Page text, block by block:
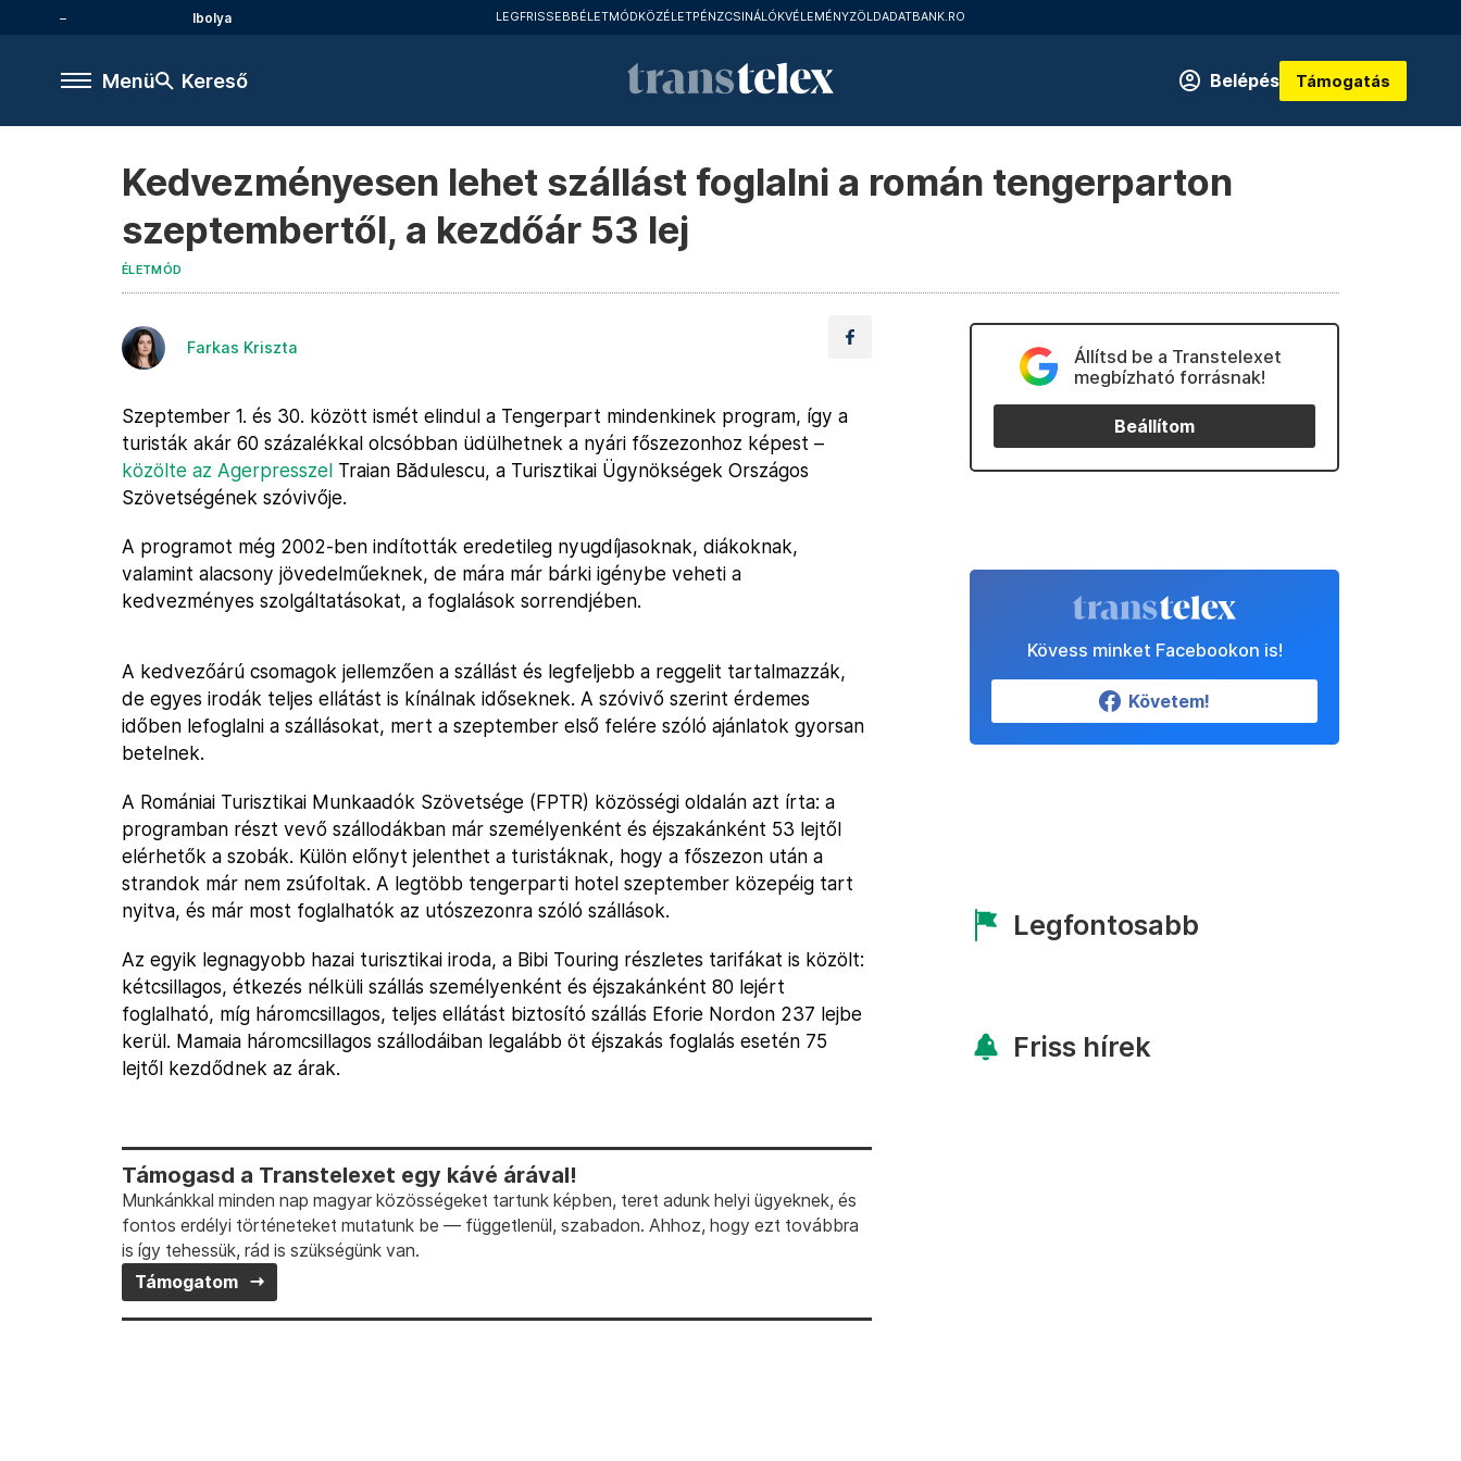
Ibolya LEGFRISSEBBÉLETMÓDKÖZÉLETPÉNZCSINÁLÓKVÉLEMÉNYZÖLDADATBANK.RO
Menü Kereső Belépés Támogatás
Kedvezményesen lehet szállást foglalni a román tengerparton
szeptembertől, a kezdőár 53 lej
ÉLETMÓD
Farkas Kriszta
Szeptember 1. és 30. között ismét elindul a Tengerpart mindenkinek program, így a
turisták akár 60 százalékkal olcsóbban üdülhetnek a nyári főszezonhoz képest –
közölte az Agerpresszel Traian Bădulescu, a Turisztikai Ügynökségek Országos
Szövetségének szóvivője.
A programot még 2002-ben indították eredetileg nyugdíjasoknak, diákoknak,
valamint alacsony jövedelműeknek, de mára már bárki igénybe veheti a
kedvezményes szolgáltatásokat, a foglalások sorrendjében.
A kedvezőárú csomagok jellemzően a szállást és legfeljebb a reggelit tartalmazzák,
de egyes irodák teljes ellátást is kínálnak időseknek. A szóvivő szerint érdemes
időben lefoglalni a szállásokat, mert a szeptember első felére szóló ajánlatok gyorsan
betelnek.
A Romániai Turisztikai Munkaadók Szövetsége (FPTR) közösségi oldalán azt írta: a
programban részt vevő szállodákban már személyenként és éjszakánként 53 lejtől
elérhetők a szobák. Külön előnyt jelenthet a turistáknak, hogy a főszezon után a
strandok már nem zsúfoltak. A legtöbb tengerparti hotel szeptember közepéig tart
nyitva, és már most foglalhatók az utószezonra szóló szállások.
Az egyik legnagyobb hazai turisztikai iroda, a Bibi Touring részletes tarifákat is közölt:
kétcsillagos, étkezés nélküli szállás személyenként és éjszakánként 80 lejért
foglalható, míg háromcsillagos, teljes ellátást biztosító szállás Eforie Nordon 237 lejbe
kerül. Mamaia háromcsillagos szállodáiban legalább öt éjszakás foglalás esetén 75
lejtől kezdődnek az árak.
Támogasd a Transtelexet egy kávé árával!
Munkánkkal minden nap magyar közösségeket tartunk képben, teret adunk helyi ügyeknek, és
fontos erdélyi történeteket mutatunk be — függetlenül, szabadon. Ahhoz, hogy ezt továbbra
is így tehessük, rád is szükségünk van.
Támogatom
Állítsd be a Transtelexet
megbízható forrásnak!
Beállítom
Kövess minket Facebookon is!
Követem!
Legfontosabb
Friss hírek